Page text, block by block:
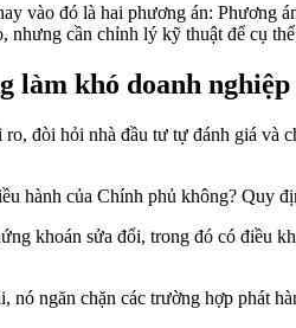
vào đó là hai phương án: Phương
cần chỉnh lý kỹ thuật để cụ
làm khó doanh nghiệp
đòi hỏi nhà đầu tư tự đánh giá
hành của Chính phủ không? Quy
khoán sửa đổi, trong đó có điều
ngăn chặn các trường hợp phát